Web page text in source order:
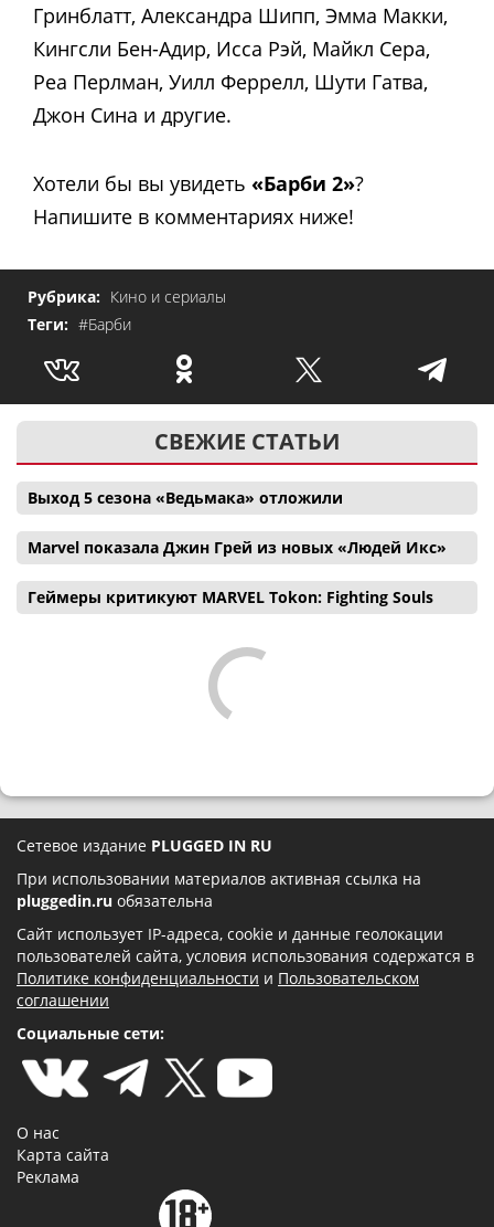
Гринблатт, Александра Шипп, Эмма Макки,
Кингсли Бен-Адир, Исса Рэй, Майкл Сера,
Реа Перлман, Уилл Феррелл, Шути Гатва,
Джон Сина и другие.
Хотели бы вы увидеть «Барби 2»?
Напишите в комментариях ниже!
Рубрика: Кино и сериалы
Теги: #Барби
СВЕЖИЕ СТАТЬИ
Выход 5 сезона «Ведьмака» отложили
Marvel показала Джин Грей из новых «Людей Икс»
Геймеры критикуют MARVEL Tokon: Fighting Souls
Сетевое издание PLUGGED IN RU
При использовании материалов активная ссылка на
pluggedin.ru обязательна
Сайт использует IP-адреса, cookie и данные геолокации
пользователей сайта, условия использования содержатся в
Политике конфиденциальности и Пользовательском
соглашении
Социальные сети:
О нас
Карта сайта
Реклама